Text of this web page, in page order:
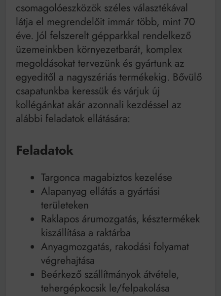
Mindenki a világot akarja uralni – de nem csak a 80-
as években
Bitumenes lapostetők: a bevált technológia akkor
működik, ha jól van felújítva
csomagolóeszközök széles választékával
látja el megrendelőit immár több, mint 70
éve. Jól felszerelt gépparkkal rendelkező
üzemeinkben környezetbarát, komplex
megoldásokat tervezünk és gyártunk az
egyeditől a nagyszériás termékekig. Bővülő
csapatunkba keressük és várjuk új
kollégánkat akár azonnali kezdéssel az
alábbi feladatok ellátására:
Feladatok
Targonca magabiztos kezelése
Alapanyag ellátás a gyártási
területeken
Raklapos árumozgatás, késztermékek
kiszállítása a raktárba
Anyagmozgatás, rakodási folyamat
végrehajtása
Beérkező szállítmányok átvétele,
tehergépkocsik le/felpakolása